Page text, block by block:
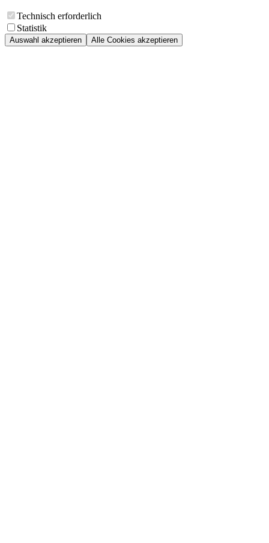
Technisch erforderlich
Statistik
Auswahl akzeptieren Alle Cookies akzeptieren